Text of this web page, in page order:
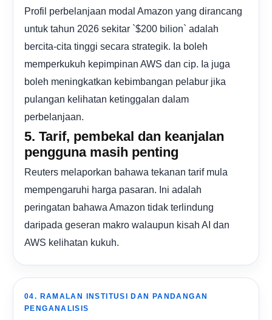
Profil perbelanjaan modal Amazon yang dirancang
untuk tahun 2026 sekitar `$200 bilion` adalah
bercita-cita tinggi secara strategik. Ia boleh
memperkukuh kepimpinan AWS dan cip. Ia juga
boleh meningkatkan kebimbangan pelabur jika
pulangan kelihatan ketinggalan dalam
perbelanjaan.
5. Tarif, pembekal dan keanjalan
pengguna masih penting
Reuters melaporkan bahawa tekanan tarif mula
mempengaruhi harga pasaran. Ini adalah
peringatan bahawa Amazon tidak terlindung
daripada geseran makro walaupun kisah AI dan
AWS kelihatan kukuh.
04. RAMALAN INSTITUSI DAN PANDANGAN
PENGANALISIS